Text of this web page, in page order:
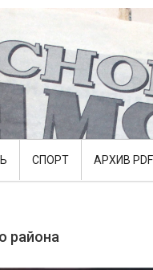
СПОРТ АРХИВ PDF
района